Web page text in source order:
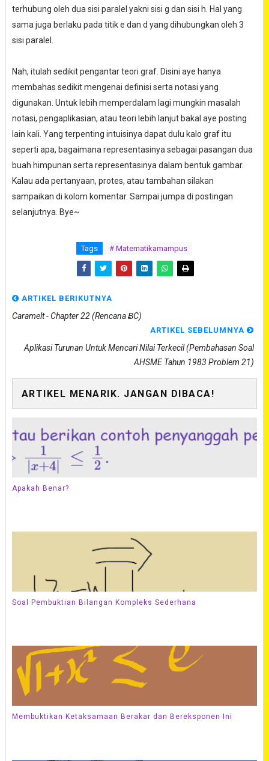
terhubung oleh dua sisi paralel yakni sisi g dan sisi h. Hal yang
sama juga berlaku pada titik e dan d yang dihubungkan oleh 3
sisi paralel.
Nah, itulah sedikit pengantar teori graf. Disini aye hanya
membahas sedikit mengenai definisi serta notasi yang
digunakan. Untuk lebih memperdalam lagi mungkin masalah
notasi, pengaplikasian, atau teori lebih lanjut bakal aye posting
lain kali. Yang terpenting intuisinya dapat dulu kalo graf itu
seperti apa, bagaimana representasinya sebagai pasangan dua
buah himpunan serta representasinya dalam bentuk gambar.
Kalau ada pertanyaan, protes, atau tambahan silakan
sampaikan di kolom komentar. Sampai jumpa di postingan
selanjutnya. Bye~
Tags # Matematikamampus
ARTIKEL BERIKUTNYA
Caramelt - Chapter 22 (Rencana ɃC)
ARTIKEL SEBELUMNYA
Aplikasi Turunan Untuk Mencari Nilai Terkecil (Pembahasan Soal
AHSME Tahun 1983 Problem 21)
ARTIKEL MENARIK. JANGAN DIBACA!
Apakah Benar?
Soal Pembuktian Bilangan Kompleks Sederhana
Membuktikan Ketaksamaan Berakar dan Bereksponen Ini